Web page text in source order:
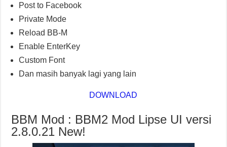
Post to Facebook
Private Mode
Reload BB-M
Enable EnterKey
Custom Font
Dan masih banyak lagi yang lain
DOWNLOAD
BBM Mod : BBM2 Mod Lipse UI versi
2.8.0.21 New!